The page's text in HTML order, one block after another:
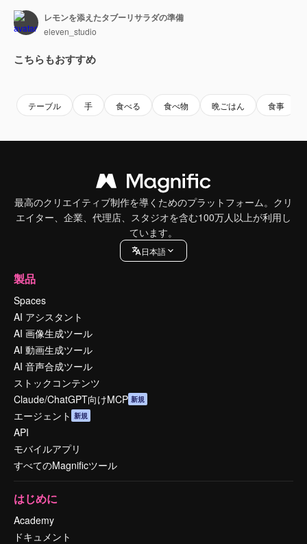
レモンを添えたタブーリサラダの準備
eleven_studio
こちらもおすすめ
テーブル 手 食べる 食べ物 晩ごはん 食事
最高のクリエイティブ制作を導くためのプラットフォーム。クリ
エイター、企業、代理店、スタジオを含む100万人以上が利用し
ています。
日本語
製品
Spaces
AI アシスタント
AI 画像生成ツール
AI 動画生成ツール
AI 音声合成ツール
ストックコンテンツ
Claude/ChatGPT向けMCP 新規
エージェント 新規
API
モバイルアプリ
すべてのMagnificツール
はじめに
Academy
ドキュメント